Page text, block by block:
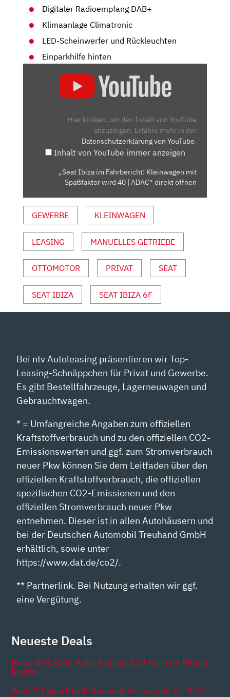
Digitaler Radioempfang DAB+
Klimaanlage Climatronic
LED-Scheinwerfer und Rückleuchten
Einparkhilfe hinten
KLEINWAGEN
ON Y
OUTUBE A
Hier klicken, um den Inhalt von YouTube
anzuzeigen. Erfahre mehr in der
Datenschutzerklärung von YouTube.
Inhalt von YouTube immer anzeigen
„Seat Ibiza im Fahrbericht: Kleinwagen mit
Spaßfaktor wird 40 | ADAC“ direkt öffnen
GEWERBE KLEINWAGEN
LEASING MANUELLES GETRIEBE
OTTOMOTOR PRIVAT SEAT
SEAT IBIZA SEAT IBIZA 6F
Bei ntv Autoleasing präsentieren wir Top-
Leasing-Schnäppchen für Privat und Gewerbe.
Es gibt Bestellfahrzeuge, Lagerneuwagen und
Gebrauchtwagen.
* = Umfangreiche Angaben zum offiziellen
Kraftstoffverbrauch und zu den offiziellen CO2-
Emissionswerten und ggf. zum Stromverbrauch
neuer Pkw können Sie dem Leitfaden über den
offiziellen Kraftstoffverbrauch, die offiziellen
spezifischen CO2-Emissionen und den
offiziellen Stromverbrauch neuer Pkw
entnehmen. Dieser ist in allen Autohäusern und
bei der Deutschen Automobil Treuhand GmbH
erhältlich, sowie unter
https://www.dat.de/co2/.
** Partnerlink. Bei Nutzung erhalten wir ggf.
eine Vergütung.
Neueste Deals
Renault Rafale Auto-Abo ab 329 Euro im Monat
brutto
Audi A3 Sportback Neuwagen-Leasing für 428